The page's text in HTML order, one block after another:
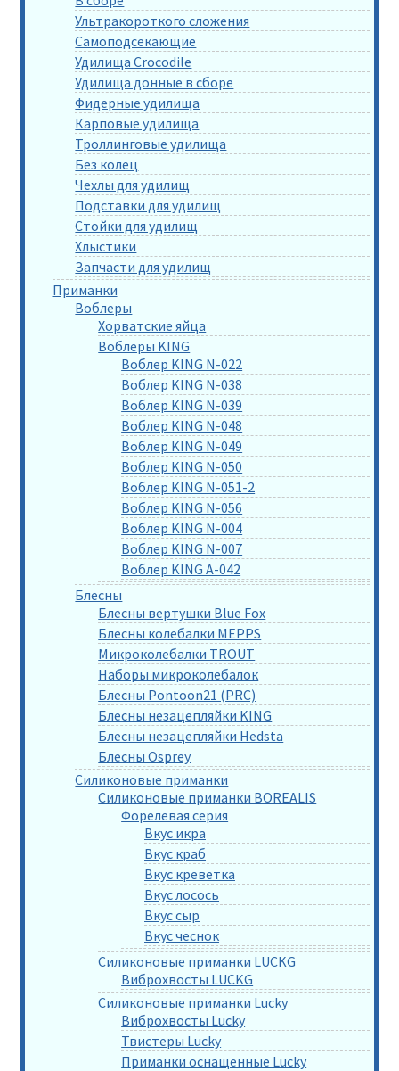
Ультракороткого сложения
Самоподсекающие
Удилища Crocodile
Удилища донные в сборе
Фидерные удилища
Карповые удилища
Троллинговые удилища
Без колец
Чехлы для удилищ
Подставки для удилищ
Стойки для удилищ
Хлыстики
Запчасти для удилищ
Приманки
Воблеры
Хорватские яйца
Воблеры KING
Воблер KING N-022
Воблер KING N-038
Воблер KING N-039
Воблер KING N-048
Воблер KING N-049
Воблер KING N-050
Воблер KING N-051-2
Воблер KING N-056
Воблер KING N-004
Воблер KING N-007
Воблер KING A-042
Блесны
Блесны вертушки Blue Fox
Блесны колебалки MEPPS
Микроколебалки TROUT
Наборы микроколебалок
Блесны Pontoon21 (PRC)
Блесны незацепляйки KING
Блесны незацепляйки Hedsta
Блесны Osprey
Силиконовые приманки
Силиконовые приманки BOREALIS
Форелевая серия
Вкус икра
Вкус краб
Вкус креветка
Вкус лосось
Вкус сыр
Вкус чеснок
Силиконовые приманки LUCKG
Виброхвосты LUCKG
Силиконовые приманки Lucky
Виброхвосты Lucky
Твистеры Lucky
Приманки оснащенные Lucky